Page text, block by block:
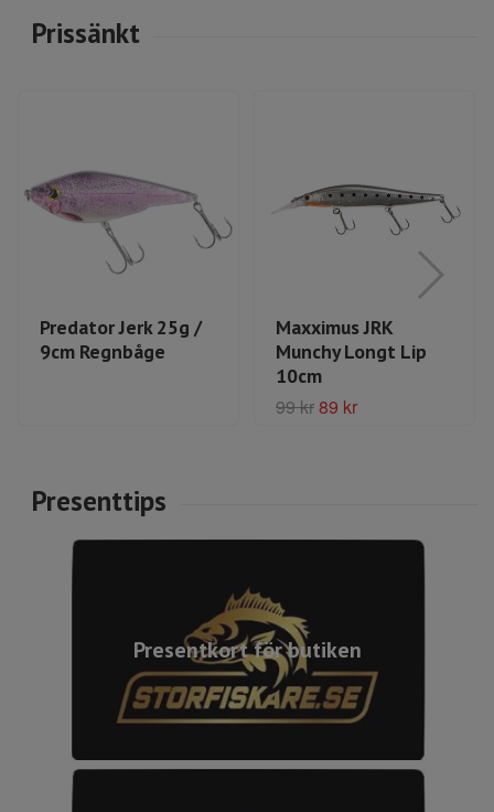
Predator Jerk 25g /
9cm Regnbåge
Maxximus JRK
Munchy Longt Lip
10cm
99 kr89 kr
Presentkort för butiken